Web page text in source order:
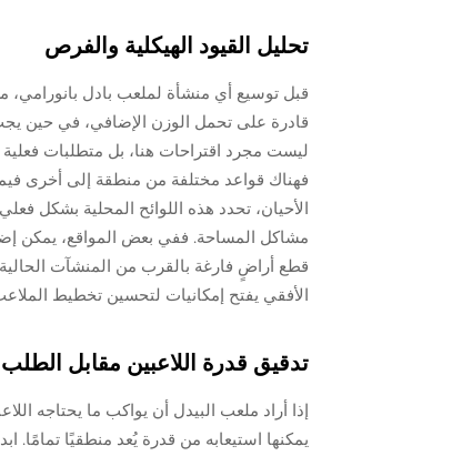
تحليل القيود الهيكلية والفرص
قبل توسيع أي منشأة لملعب بادل
قادرة على تحمل الوزن الإضافي، في حين يجب
ليست مجرد اقتراحات هنا، بل متطلبات فعلية
فهناك قواعد مختلفة من منطقة إلى أخرى
الأحيان، تحدد هذه اللوائح المحلية بشكل
مشاكل المساحة. ففي بعض المواقع، يمكن
قطع أراضٍ فارغة بالقرب من المنشآت
الأفقي يفتح إمكانيات لتحسين تخطيط الملاعب
تدقيق قدرة اللاعبين مقابل الطلب
إذا أراد ملعب البيدل أن يواكب ما يحتاجه
يمكنها استيعابه من قدرة يُعد منطقيًا